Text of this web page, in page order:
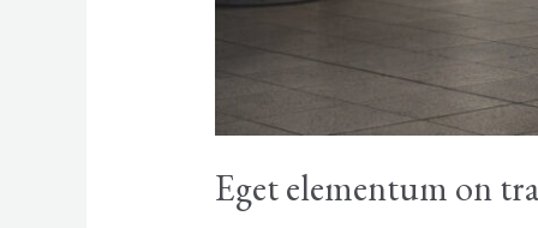
Eget elementum on